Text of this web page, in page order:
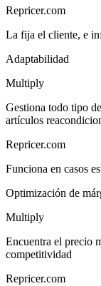
Repricer.com
La fija el cliente, e
Adaptabilidad
Multiply
Gestiona todo tipo
artículos
Repricer.com
Funciona en casos
Optimización de
Multiply
Encuentra el precio
competitividad
Repricer.com